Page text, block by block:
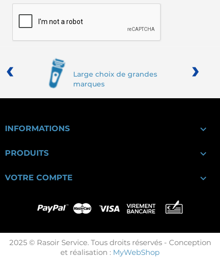
Large choix de grandes
marques
‹ ›
INFORMATIONS 
PRODUITS 
VOTRE COMPTE 
2025 © Rasoir Service. Tous droits réservés - Conception
et réalisation : MyWebShop